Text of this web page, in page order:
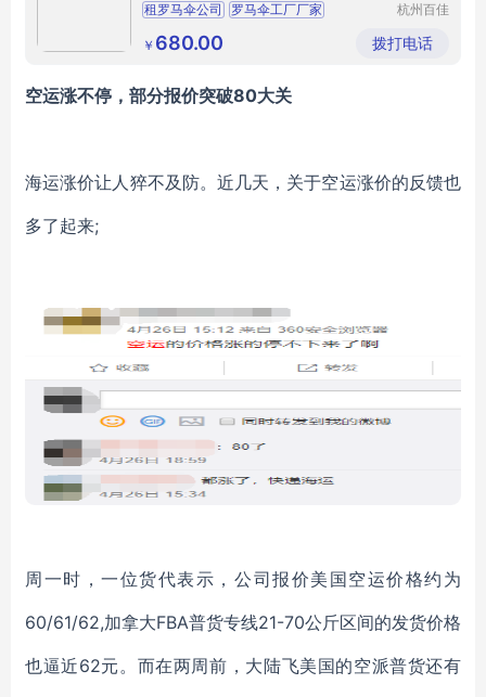
租罗马伞公司
罗马伞工厂厂家
制作罗马伞
浙江庭院罗马伞
杭州百佳
限公司
￥ 680.00 拨打电话
空运涨不停，部分报价突破80大关
海运涨价让人猝不及防。近几天，关于空运涨价的反馈也
多了起来;
周一时，一位货代表示，公司报价美国空运价格约为
60/61/62,加拿大FBA普货专线21-70公斤区间的发货价格
也逼近62元。而在两周前，大陆飞美国的空派普货还有